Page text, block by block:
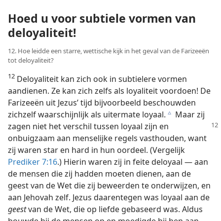
Hoed u voor subtiele vormen van
deloyaliteit!
12. Hoe leidde een starre, wettische kijk in het geval van de Farizeeën
tot deloyaliteit?
12 Deloyaliteit kan zich ook in subtielere vormen
aandienen. Ze kan zich zelfs als loyaliteit voordoen! De
Farizeeën uit Jezus’ tijd bijvoorbeeld beschouwden
zichzelf waarschijnlijk als uitermate loyaal. c Maar zij
zagen niet hetverschil tussen loyaal zijn en
onbuigzaam aan menselijke regels vasthouden, want
zij waren star en hard in hun oordeel. (Vergelijk
Prediker 7:16.) Hierin waren zij in feite deloyaal — aan
de mensen die zij hadden moeten dienen, aan de
geest van de Wet die zij beweerden te onderwijzen, en
aan Jehovah zelf. Jezus daarentegen was loyaal aan de
geestvan de Wet, die op liefde gebaseerd was. Aldus